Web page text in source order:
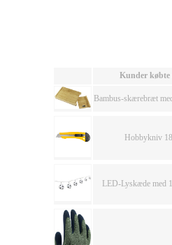
Kunder købte
Bambus-skærebræt
Hobbykniv
LED-Lyskæde med